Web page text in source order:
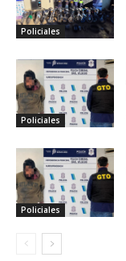
Policiales
Policiales
Policiales